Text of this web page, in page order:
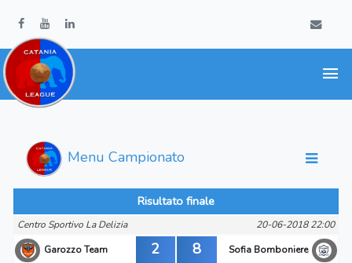
Menu Campionato
Risultato finale
Centro Sportivo La Delizia
20-06-2018 22:00
Garozzo Team
2 8 Sofia Bomboniere